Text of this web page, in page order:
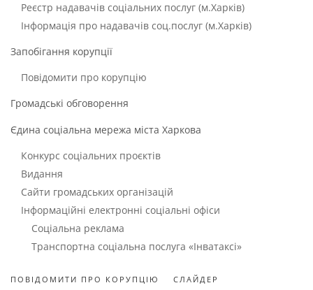
Реєстр надавачів соціальних послуг (м.Харків)
Інформація про надавачів соц.послуг (м.Харків)
Запобігання корупції
Повідомити про корупцію
Громадські обговорення
Єдина соціальна мережа міста Харкова
Конкурс соціальних проєктів
Видання
Сайти громадських організацій
Інформаційні електронні соціальні офіси
Соціальна реклама
Транспортна соціальна послуга «Інватаксі»
ПОВІДОМИТИ ПРО КОРУПЦІЮ СЛАЙДЕР